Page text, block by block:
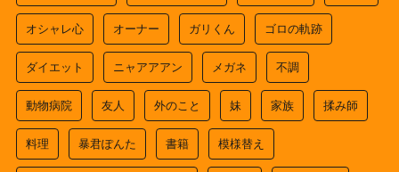
オシャレ心 オーナー ガリくん ゴロの軌跡
ダイエット ニャアアアン メガネ 不調
動物病院 友人 外のこと 妹 家族 揉み師
料理 暴君ぽんた 書籍 模様替え